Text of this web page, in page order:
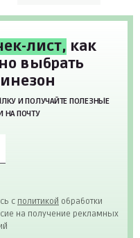
лист, как
выбрать
И ПОЛУЧАЙТЕ ПОЛЕЗНЫЕ
НА ПОЧТУ
с политикой обработки
на получение рекламных